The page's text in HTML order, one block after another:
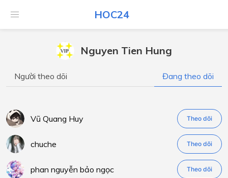
HOC24
Nguyen Tien Hung
Người theo dõi Đang theo dõi
Vũ Quang Huy Theo dõi
chuche Theo dõi
phan nguyễn bảo ngọc Theo dõi